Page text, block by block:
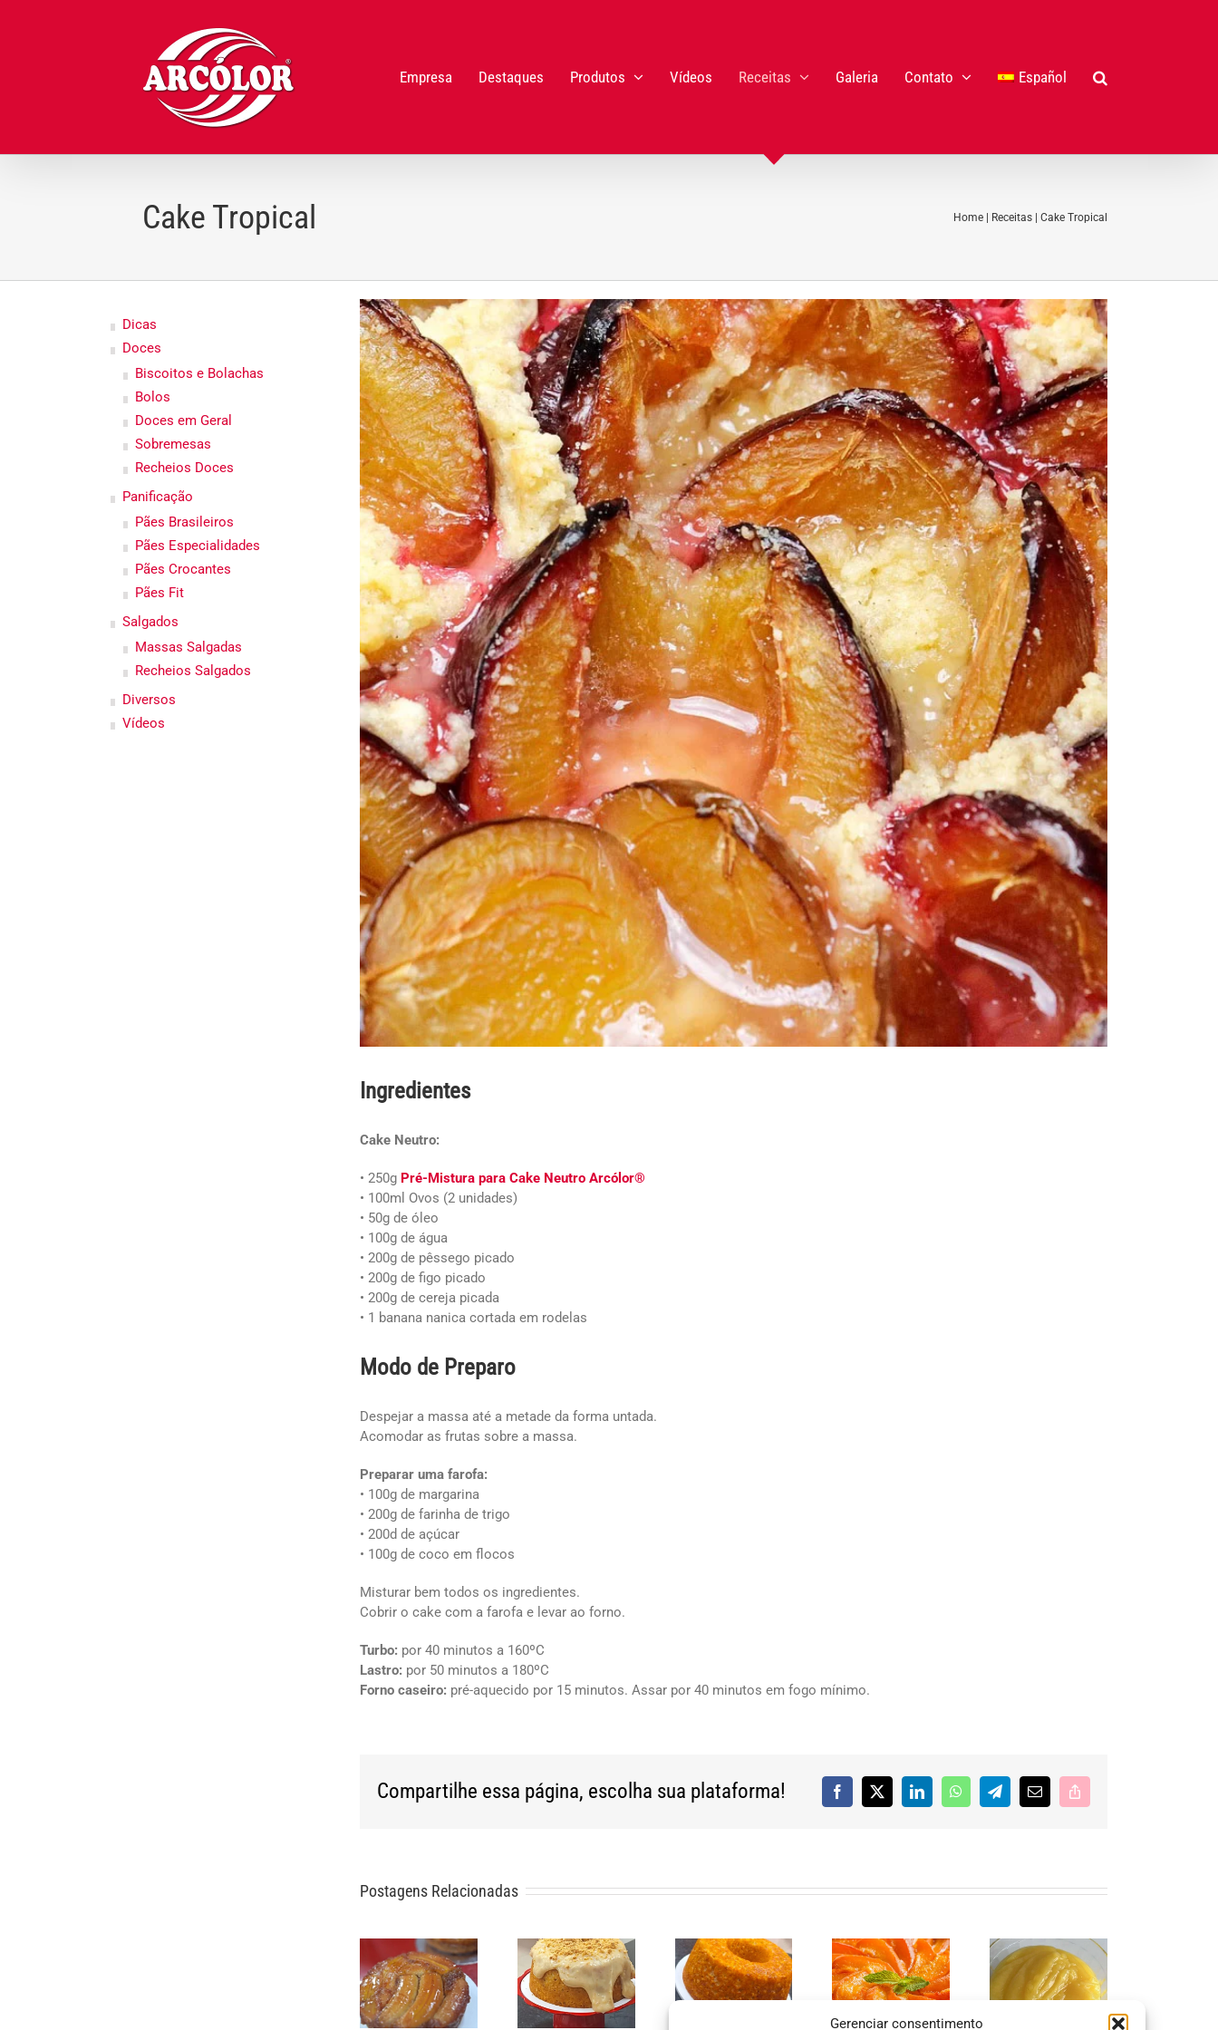
Gerenciar consentimento
Empresa Destaques Produtos Vídeos Receitas Galeria Contato Español
Cake Tropical Home Receitas Cake Tropical
Ingredientes
Cake Neutro:
• 250g Pré-Mistura para Cake Neutro Arcólor®
• 100ml Ovos (2 unidades)
• 50g de óleo
• 100g de água
• 200g de pêssego picado
• 200g de figo picado
• 200g de cereja picada
• 1 banana nanica cortada em rodelas
Modo de Preparo
Despejar a massa até a metade da forma untada.
Acomodar as frutas sobre a massa.
Preparar uma farofa:
• 100g de margarina
• 200g de farinha de trigo
• 200d de açúcar
• 100g de coco em flocos
Misturar bem todos os ingredientes.
Cobrir o cake com a farofa e levar ao forno.
Turbo: por 40 minutos a 160ºC
Lastro: por 50 minutos a 180ºC
Forno caseiro: pré-aquecido por 15 minutos. Assar por 40 minutos em fogo mínimo.
Compartilhe essa página, escolha sua plataforma! Facebook
X LinkedInWhatsAppTelegram
E-
mail
Copy
Link
Postagens Relacionadas
Dicas
Doces
Biscoitos e Bolachas
Bolos
Doces em Geral
Sobremesas
Recheios Doces
Panificação
Pães Brasileiros
Pães Especialidades
Pães Crocantes
Pães Fit
Salgados
Massas Salgadas
Recheios Salgados
Diversos
Vídeos